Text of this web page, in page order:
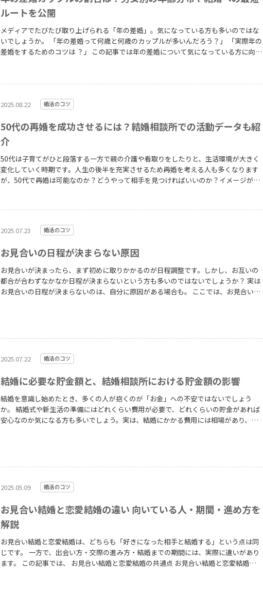
ルートを公開
メディアでたびたび取り上げられる「年の差婚」。気になっている方も多いのではな
いでしょうか。 「年の差婚って何歳と何歳のカップルが多いんだろう？」 「実際年の
差婚をするためのコツは ？」 この記事では年の差婚について気になっている方に向け
style th{background: #eee;}
2025.08.22 婚活のコツ
50代の再婚を成功させるには？結婚相談所での活動データも紹
介
50代は子育てがひと段落する一方で親の介護や看取りをしたりと、生活環境が大きく
変化していく時期です。人生の後半を充実させるため再婚を考える人も多くなります
が、50代で再婚は可能なのか？どうやって相手を見つければいいのか？イメージが湧
い、4ヶ月ほどの交際期間を経て成婚される方が多いです。結婚相談所への在籍期間は
約1年ほどとなります。 30代や40代と比べると、お見合いの申し受け数が減ってくる
ため、自分から積極的にお見合い申し込みを行うことが成功のポイントです。以下、5
og-style td{border: 1px solid #ccc;padding:0.5em 0.5em;} table.blog-style th{bac
kground: #eee;}
2025.07.23 婚活のコツ
お見合いの日程が決まらない原因
お見合いが決まったら、まず初めに取りかかるのが日程調整です。しかし、お互いの
都合が合わずなかなか日程が決まらないという方も多いのではないでしょうか？ 実は
お見合いの日程が決まらないのは、自分に原因がある場合も。 ここでは、お見合いの
2025.07.22 婚活のコツ
結婚に必要な貯金額と、結婚相談所における貯金額の影響
結婚を意識し始めたとき、多くの人が抱くのが「お金」への不安ではないでしょう
か。 結婚式や新生活の準備にはどれくらい費用が必要で、どれくらいの貯金があれば
安心なのか気になる方も多いでしょう。実は、結婚にかかる費用には相場があり、工
2025.05.09 婚活のコツ
お見合い結婚と恋愛結婚の違い 向いている人・期間・進め方を
解説
お見合い結婚と恋愛結婚は、どちらも「好きになった相手と結婚する」という点は同
じです。 一方で、出会い方・交際の進み方・結婚までの期間には、実際に違いがあり
ます。 この記事では、 お見合い結婚と恋愛結婚の共通点 お見合い結婚と恋愛結婚の